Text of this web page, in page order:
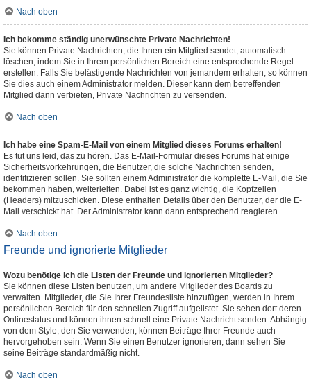
Nach oben
Ich bekomme ständig unerwünschte Private Nachrichten!
Sie können Private Nachrichten, die Ihnen ein Mitglied sendet, automatisch
löschen, indem Sie in Ihrem persönlichen Bereich eine entsprechende Regel
erstellen. Falls Sie belästigende Nachrichten von jemandem erhalten, so können
Sie dies auch einem Administrator melden. Dieser kann dem betreffenden
Mitglied dann verbieten, Private Nachrichten zu versenden.
Nach oben
Ich habe eine Spam-E-Mail von einem Mitglied dieses Forums erhalten!
Es tut uns leid, das zu hören. Das E-Mail-Formular dieses Forums hat einige
Sicherheitsvorkehrungen, die Benutzer, die solche Nachrichten senden,
identifizieren sollen. Sie sollten einem Administrator die komplette E-Mail, die Sie
bekommen haben, weiterleiten. Dabei ist es ganz wichtig, die Kopfzeilen
(Headers) mitzuschicken. Diese enthalten Details über den Benutzer, der die E-
Mail verschickt hat. Der Administrator kann dann entsprechend reagieren.
Nach oben
Freunde und ignorierte Mitglieder
Wozu benötige ich die Listen der Freunde und ignorierten Mitglieder?
Sie können diese Listen benutzen, um andere Mitglieder des Boards zu
verwalten. Mitglieder, die Sie Ihrer Freundesliste hinzufügen, werden in Ihrem
persönlichen Bereich für den schnellen Zugriff aufgelistet. Sie sehen dort deren
Onlinestatus und können ihnen schnell eine Private Nachricht senden. Abhängig
von dem Style, den Sie verwenden, können Beiträge Ihrer Freunde auch
hervorgehoben sein. Wenn Sie einen Benutzer ignorieren, dann sehen Sie
seine Beiträge standardmäßig nicht.
Nach oben